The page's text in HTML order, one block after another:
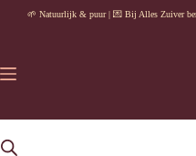
🌱 Natuurlijk & puur | 💌 Bij Alles Zuiver